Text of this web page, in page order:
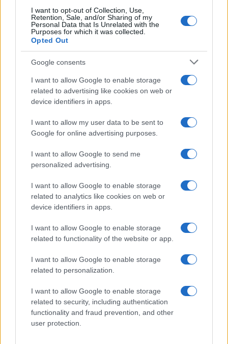
I want to opt-out of Collection, Use,
Retention, Sale, and/or Sharing of my
Personal Data that Is Unrelated with the
Purposes for which it was collected.
Opted Out
Google consents
I want to allow Google to enable storage
related to advertising like cookies on web or
device identifiers in apps.
I want to allow my user data to be sent to
Google for online advertising purposes.
I want to allow Google to send me
personalized advertising.
I want to allow Google to enable storage
related to analytics like cookies on web or
device identifiers in apps.
I want to allow Google to enable storage
related to functionality of the website or app.
I want to allow Google to enable storage
related to personalization.
I want to allow Google to enable storage
related to security, including authentication
functionality and fraud prevention, and other
user protection.
fine agosto
Aggius conquista la classifica delle mete più
amate dell’estate 2026
NECROLOGIE
Paolo Pinna
Martina Agostina Diturco